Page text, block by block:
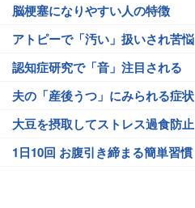
脳梗塞になりやすい人の特徴
アトピーで「汚い」扱いされ苦悩
認知症研究で「音」注目される
夫の「産後うつ」にみられる症状
大豆を摂取してストレス過食防止
1日10回 お腹引き締まる簡単習慣